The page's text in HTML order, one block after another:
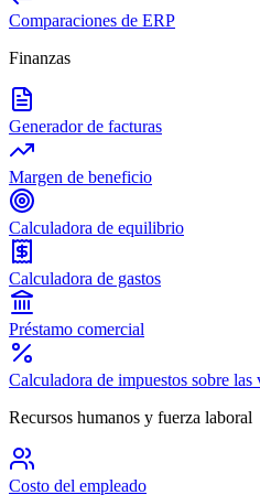
Comparaciones de ERP
Finanzas
Generador de facturas
Margen de beneficio
Calculadora de equilibrio
Calculadora de gastos
Préstamo comercial
Calculadora de impuestos sobre las
Recursos humanos y fuerza laboral
Costo del empleado